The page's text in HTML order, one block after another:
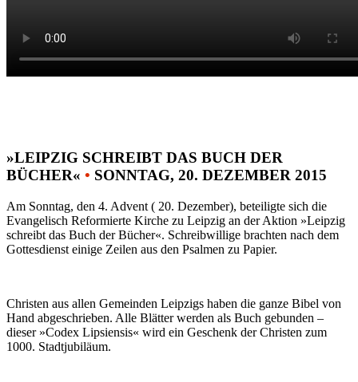
»LEIPZIG SCHREIBT DAS BUCH DER
BÜCHER« • SONNTAG, 20. DEZEMBER 2015
Am Sonntag, den 4. Advent ( 20. Dezember), beteiligte sich die
Evangelisch Reformierte Kirche zu Leipzig an der Aktion »Leipzig
schreibt das Buch der Bücher«. Schreibwillige brachten nach dem
Gottesdienst einige Zeilen aus den Psalmen zu Papier.
Christen aus allen Gemeinden Leipzigs haben die ganze Bibel von
Hand abgeschrieben. Alle Blätter werden als Buch gebunden –
dieser »Codex Lipsiensis« wird ein Geschenk der Christen zum
1000. Stadtjubiläum.